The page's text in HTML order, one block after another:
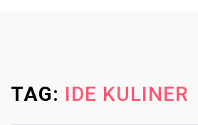
TAG: IDE KULINER